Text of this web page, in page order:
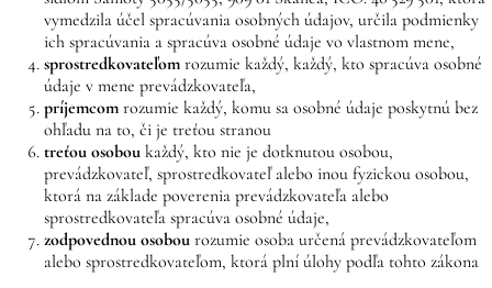
vymedzila účel spracúvania osobných údajov, určila podmienky
ich spracúvania a spracúva osobné údaje vo vlastnom mene,
sprostredkovateľom rozumie každý, každý, kto spracúva osobné
údaje v mene prevádzkovateľa,
príjemcom rozumie každý, komu sa osobné údaje poskytnú bez
ohľadu na to, či je treťou stranou
treťou osobou každý, kto nie je dotknutou osobou,
prevádzkovateľ, sprostredkovateľ alebo inou fyzickou osobou,
ktorá na základe poverenia prevádzkovateľa alebo
sprostredkovateľa spracúva osobné údaje,
zodpovednou osobou rozumie osoba určená prevádzkovateľom
alebo sprostredkovateľom, ktorá plní úlohy podľa tohto zákona